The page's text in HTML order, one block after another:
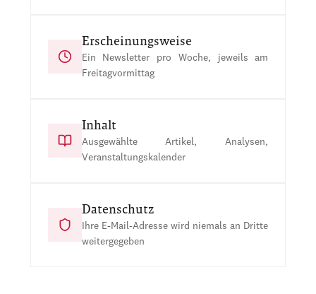
Erscheinungsweise
Ein Newsletter pro Woche, jeweils am
Freitagvormittag
Inhalt
Ausgewählte Artikel, Analysen,
Veranstaltungskalender
Datenschutz
Ihre E-Mail-Adresse wird niemals an Dritte
weitergegeben